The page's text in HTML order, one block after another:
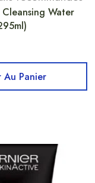
Cleansing Water
Panier